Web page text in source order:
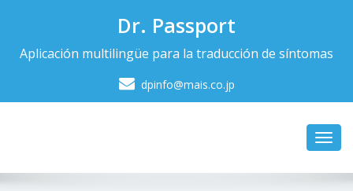
Dr. Passport
Aplicación multilingüe para la traducción de síntomas
dpinfo@mais.co.jp